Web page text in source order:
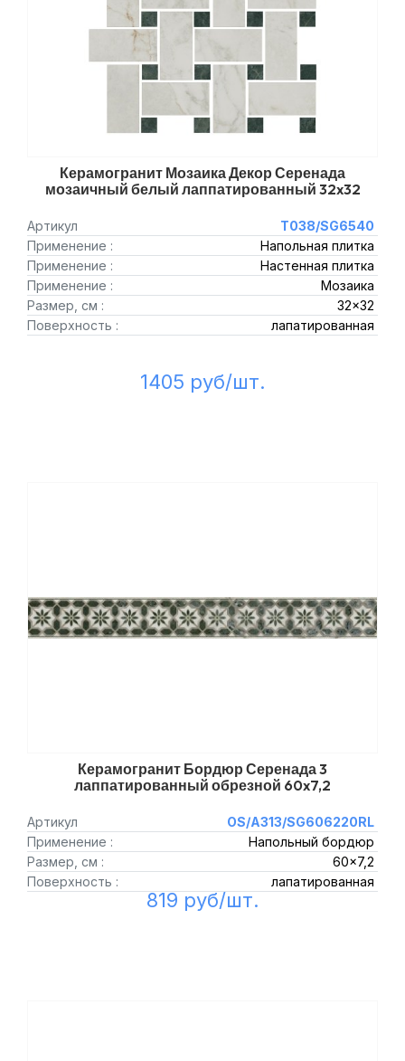
Керамогранит Мозаика Декор Серенада
мозаичный белый лаппатированный 32x32
Артикул
T038/SG6540
Применение :
Напольная плитка
Применение :
Настенная плитка
Применение :
Мозаика
Размер, см :
32x32
Поверхность :
лапатированная
1405 руб/шт.
Керамогранит Бордюр Серенада 3
лаппатированный обрезной 60x7,2
Артикул
OS/A313/SG606220RL
Применение :
Напольный бордюр
Размер, см :
60x7,2
Поверхность :
лапатированная
819 руб/шт.